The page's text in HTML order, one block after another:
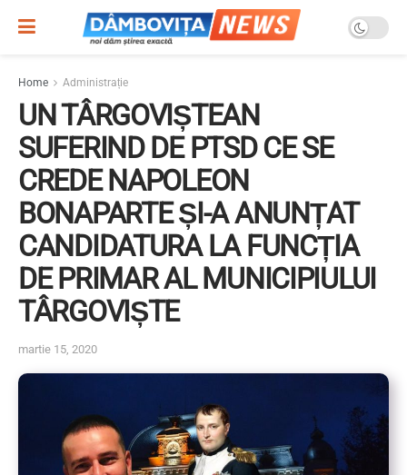
Home Administrație
UN TÂRGOVIȘTEAN
SUFERIND DE PTSD CE SE
CREDE NAPOLEON
BONAPARTE ȘI-A ANUNȚAT
CANDIDATURA LA FUNCȚIA
DE PRIMAR AL MUNICIPIULUI
TÂRGOVIȘTE
martie 15, 2020